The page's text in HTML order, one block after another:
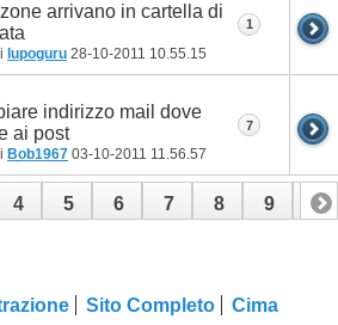
arrivano in cartella di
lupoguru 28-10-2011 10.55.15
1
indirizzo mail dove
ai post
Bob1967 03-10-2011 11.56.57
7
4 5 6 7 8 9 10
Sito Completo Cima